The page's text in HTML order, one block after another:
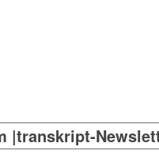
|transkript-